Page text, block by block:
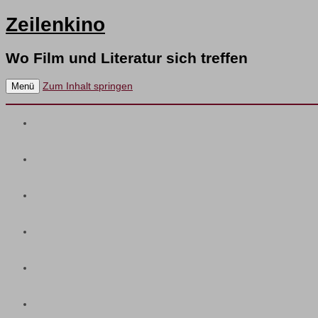
Zeilenkino
Wo Film und Literatur sich treffen
Menü Zum Inhalt springen